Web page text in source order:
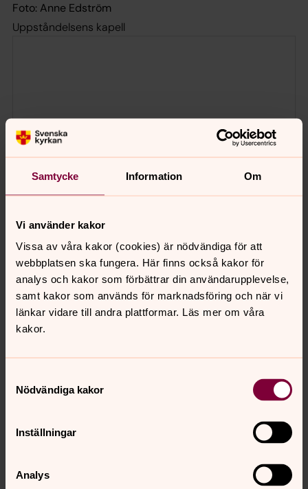
Samtycke Information Om
Vi använder kakor
Vissa av våra kakor (cookies) är nödvändiga för att
webbplatsen ska fungera. Här finns också kakor för
analys och kakor som förbättrar din användarupplevelse,
samt kakor som används för marknadsföring och när vi
länkar vidare till andra plattformar. Läs mer om våra
kakor.
Nödvändiga kakor
Inställningar
Analys
Foto: Anne Edström
Uppståndelsens kapell